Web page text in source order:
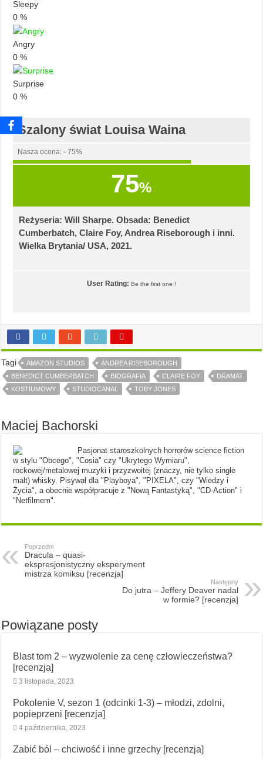
Sleepy
0 %
Angry
0 %
Surprise
0 %
Szalony świat Louisa Waina
Nasza ocena: - 75%
75%
Reżyseria: Will Sharpe. Obsada: Benedict
Cumberbatch, Claire Foy, Andrea Riseborough i inni.
Wielka Brytania/ USA, 2021.
User Rating: Be the first one !
Tagi AMAZON STUDIOS
ANDREA RISEBOROUGH
BENEDICT CUMBERBATCH
BIOGRAFIA CLAIRE FOY
DRAMAT
KOSTIUMOWY
STUDIOCANAL TOBY JONES
Maciej Bachorski
Pasjonat staroszkolnych horrorów science fiction
w stylu "Obcego", "Cosia" czy "Ukrytego Wymiaru",
rockowej/metalowej muzyki i przyzwoitej (znaczy, nie tylko single
malt) whisky. Pisywał dla "Playboya", "PIXELA", czy "Wiedzy i
Życia", a obecnie współpracuje z "Nową Fantastyką", "CD-Action" i
"Netfilmem".
Poprzedni
Dracula – quasi-
ekspresjonistyczny eksperyment
mistrza komiksu [recenzja]
Następny
Do jutra – Jeffery Deaver nadal
w formie? [recenzja]
Powiązane posty
Blast tom 2 – wyzwolenie za cenę człowieczeństwa?
[recenzja]
3 listopada, 2023
Pokolenie V, sezon 1 (odcinki 1-3) – młodzi, zdolni,
popieprzeni [recenzja]
4 października, 2023
Zabić ból – chciwość i inne grzechy [recenzja]